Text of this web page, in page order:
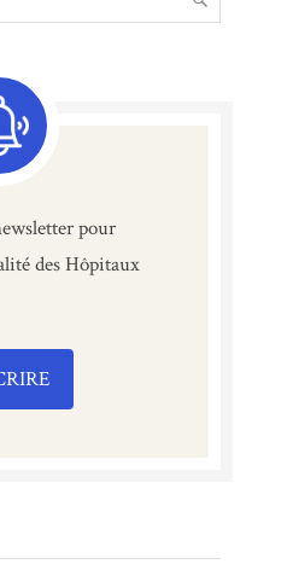
pour
des Hôpitaux